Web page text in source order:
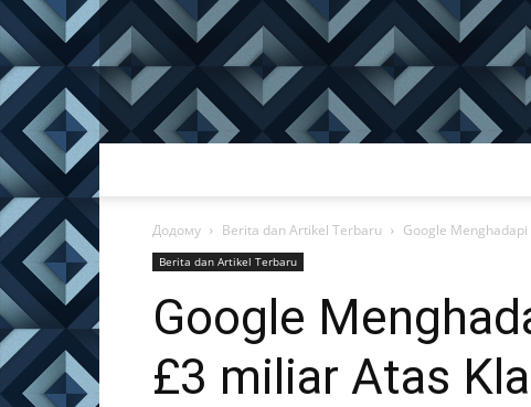
Додому Berita dan Artikel Terbaru Google
Berita dan Artikel Terbaru
Google
£3 miliar Atas